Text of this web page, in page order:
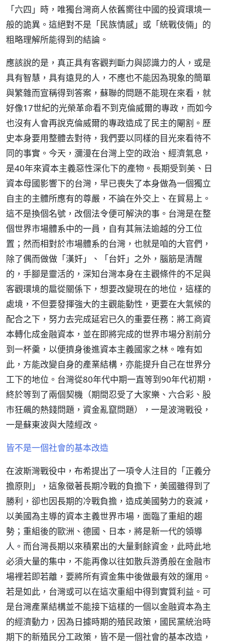
「六四」時，唯獨台灣商人依舊嚮往中國的投資環境一
般的詭異。這絕對不是「民族情感」或「統戰伎倆」的
粗略理解所能得到的結論。
應該說的是，真正具有客觀判斷力與認識力的人，或是
具有智慧，具有遠見的人，不應也不能因為現象的簡單
與繁雜而宣稱得到答案，蘇聯的問題不能現在來看，就
好像17世紀的光榮革命看不到克倫威爾的專政，而如今
也沒有人會再說克倫威爾的專政造成了民主的閹割。歷
史本身要用整體去對待，我們要以同樣的目光來看待不
同的事實。今天，瀰漫在台灣上空的政治、經濟氣息，
是40年來資本主義惡性深化下的產物。長期受到美、日
資本母國影響下的台灣，早已喪失了本身做為一個獨立
自主的主體所應有的尊嚴，不論在外交上、在貿易上。
這不是換個名號，改個法令便可解決的事。台灣是在整
個世界市場體系中的一員，自有其無法逾越的分工位
置；然而相對於市場體系的台灣，也就是咱的大官們，
除了偶而做做「漢奸」、「台奸」之外，腦筋是清醒
的，手腳是靈活的，深知台灣本身在主觀條件的不足與
客觀環境的扈從關係下，想要改變現在的地位，這樣的
處境，不但要發揮強大的主觀能動性，更要在大氣候的
配合之下，努力去完成延宕已久的重要任務：將工商資
本轉化成金融資本，並在即將完成的世界市場分割前分
到一杯羹，以便擠身後進資本主義國家之林。唯有如
此，方能改變自身的產業結構，亦能提升自己在世界分
工下的地位。台灣從80年代中期一直等到90年代初期，
終於等到了兩個契機（期間忍受了大家樂、六合彩、股
市狂飆的熱錢問題，資金亂竄問題），一是波灣戰役，
一是蘇東波與大陸經改。
皆不是一個社會的基本改造
在波斯灣戰役中，布希提出了一項令人注目的「正義分
擔原則」，這象徵著長期冷戰的負擔下，美國雖得到了
勝利，卻也因長期的冷戰負擔，造成美國勢力的衰減，
以美國為主導的資本主義世界市場，面臨了重組的趨
勢；重組後的歐洲、德國、日本，將是新一代的領導
人。而台灣長期以來積累出的大量剩餘資金，此時此地
必須大量的集中，不能再像以往如散兵游勇般在金融市
場裡若即若離，要將所有資金集中後做最有效的運用。
若是如此，台灣或可以在這次重組中得到實質利益。可
是台灣產業結構並不能接下這樣的一個以金融資本為主
的經濟動力，因為日據時期的殖民政策，國民黨統治時
期下的新殖民分工政策，皆不是一個社會的基本改造，